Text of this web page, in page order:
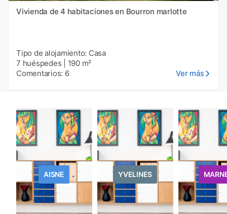
Vivienda de 4 habitaciones en Bourron marlotte
Tipo de alojamiento: Casa
7 huéspedes
190 m²
Comentarios: 6
Ver más
AISNE YVELINES